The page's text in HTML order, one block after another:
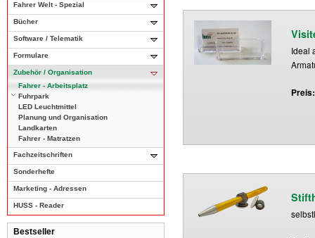
Fahrer Welt - Spezial
Bücher
Software / Telematik
Formulare
Zubehör / Organisation
Fahrer - Arbeitsplatz
Fuhrpark
LED Leuchtmittel
Planung und Organisation
Landkarten
Fahrer - Matratzen
Fachzeitschriften
Sonderhefte
Marketing - Adressen
HUSS - Reader
Bestseller
Ideal